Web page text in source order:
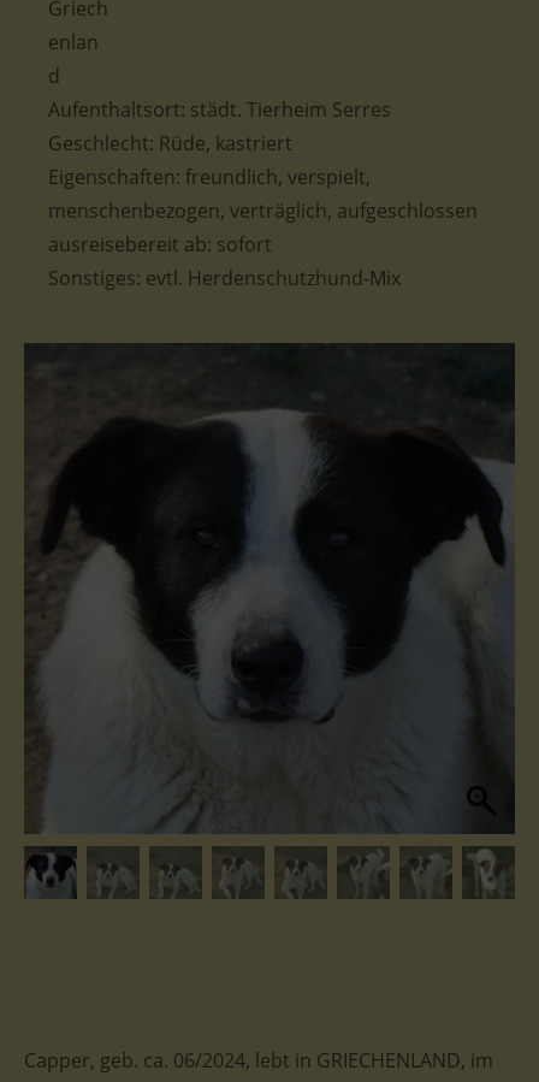
Aufenthaltsort: städt. Tierheim Serres
Geschlecht: Rüde, kastriert
Eigenschaften: freundlich, verspielt,
menschenbezogen, verträglich, aufgeschlossen
ausreisebereit ab: sofort
Sonstiges: evtl. Herdenschutzhund-Mix
Capper, geb. ca. 06/2024, lebt in GRIECHENLAND, im